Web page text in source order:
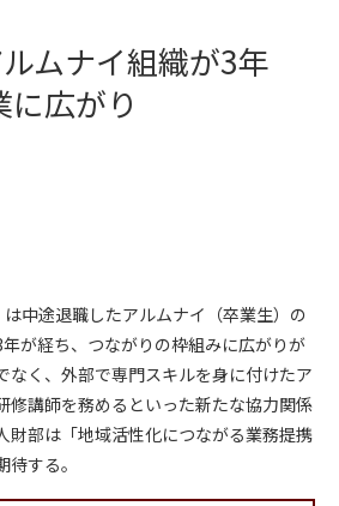
ムナイ組織が3年
広がり
中途退職したアルムナイ（卒業生）の
が経ち、つながりの枠組みに広がりが
なく、外部で専門スキルを身に付けたア
修講師を務めるといった新たな協力関係
財部は「地域活性化につながる業務提携
する。